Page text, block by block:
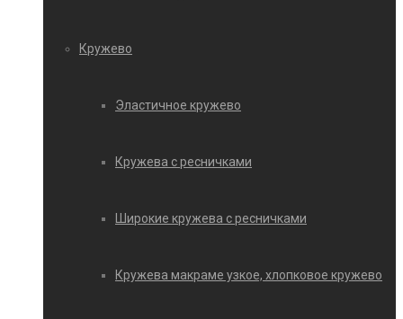
Кружево
Эластичное кружево
Кружева с ресничками
Широкие кружева с ресничками
Кружева макраме узкое, хлопковое кружево